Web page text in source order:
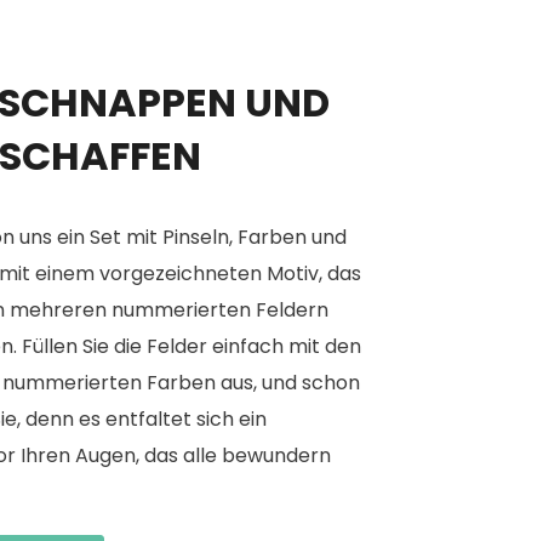
UND
uns ein Set mit Pinseln, Farben und
einem vorgezeichneten Motiv, das
mehreren nummerierten Feldern
Füllen Sie die Felder einfach mit den
Farben aus, und schon
denn es entfaltet sich ein
Ihren Augen, das alle bewundern